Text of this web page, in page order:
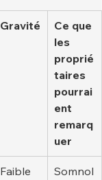
Gravité
Ce que
les
proprié
taires
pourrai
ent
remarq
uer
Faible
Somnol